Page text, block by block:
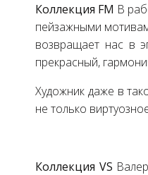
Коллекция FM В
пейзажными
возвращает нас в
прекрасный,
Художник даже в
не только
Коллекция VS